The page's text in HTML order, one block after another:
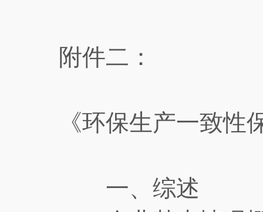
附件二：
《环保生产一致
一、综述